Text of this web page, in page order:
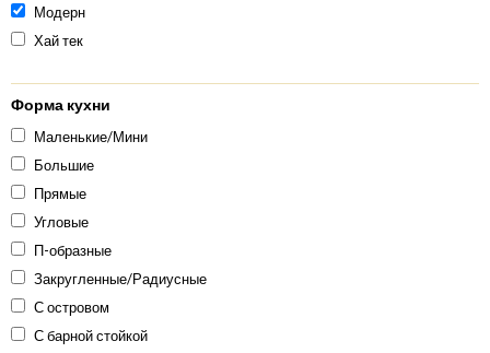
Модерн
Хай тек
Форма кухни
Маленькие/Мини
Большие
Прямые
Угловые
П-образные
Закругленные/Радиусные
С островом
С барной стойкой